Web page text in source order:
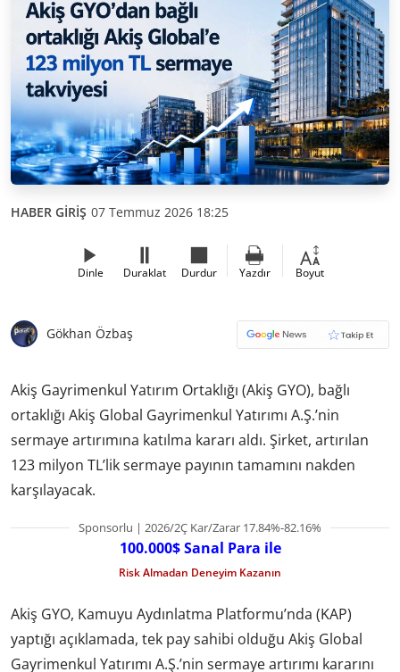
HABER GİRİŞ 07 Temmuz 2026 18:25
Dinle Duraklat Durdur Yazdır Boyut
Gökhan Özbaş
Akiş Gayrimenkul Yatırım Ortaklığı (Akiş GYO), bağlı
ortaklığı Akiş Global Gayrimenkul Yatırımı A.Ş.’nin
sermaye artırımına katılma kararı aldı. Şirket, artırılan
123 milyon TL’lik sermaye payının tamamını nakden
karşılayacak.
Sponsorlu | 2026/2Ç Kar/Zarar 17.84%-82.16%
100.000$ Sanal Para ile
Risk Almadan Deneyim Kazanın
Akiş GYO, Kamuyu Aydınlatma Platformu’nda (KAP)
yaptığı açıklamada, tek pay sahibi olduğu Akiş Global
Gayrimenkul Yatırımı A.Ş.’nin sermaye artırımı kararını